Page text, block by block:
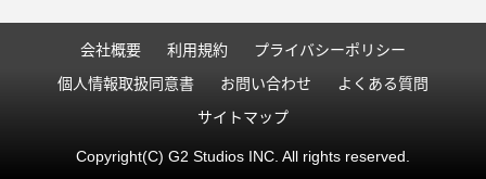
会社概要 利用規約
プライバシーポリシー
個人情報取扱同意書
お問い合わせ
よくある質問
サイトマップ
Copyright(C) G2 Studios INC. All rights reserved.